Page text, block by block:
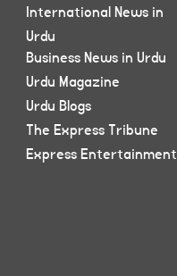
International News in
Urdu
Business News in Urdu
Urdu Magazine
Urdu Blogs
The Express Tribune
Express Entertainment